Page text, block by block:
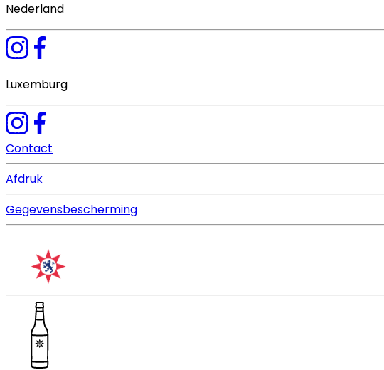
Nederland
Luxemburg
Contact
Afdruk
Gegevensbescherming